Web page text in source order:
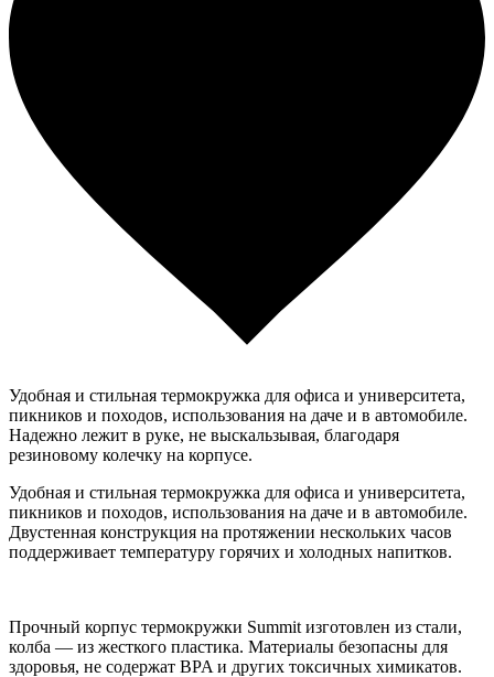
Удобная и стильная термокружка для офиса и университета,
пикников и походов, использования на даче и в автомобиле.
Надежно лежит в руке, не выскальзывая, благодаря
резиновому колечку на корпусе.
Удобная и стильная термокружка для офиса и университета,
пикников и походов, использования на даче и в автомобиле.
Двустенная конструкция на протяжении нескольких часов
поддерживает температуру горячих и холодных напитков.
Прочный корпус термокружки Summit изготовлен из стали,
колба — из жесткого пластика. Материалы безопасны для
здоровья, не содержат BPA и других токсичных химикатов.